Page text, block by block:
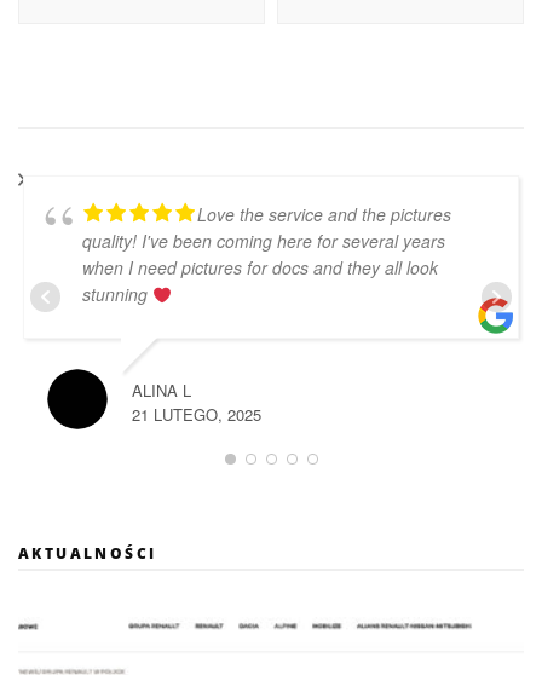
Love the service and the pictures
quality! I've been coming here for several years
when I need pictures for docs and they all look
stunning
ALINA L
21 LUTEGO, 2025
AKTUALNOŚCI